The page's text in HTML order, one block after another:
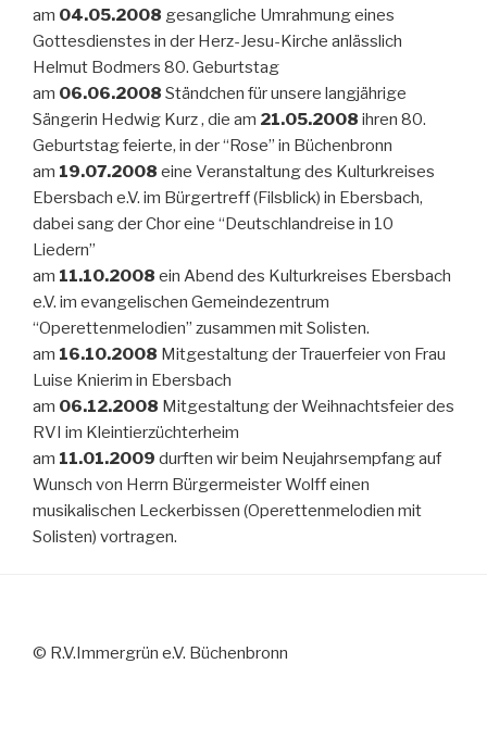
am 04.05.2008 gesangliche Umrahmung eines
Gottesdienstes in der Herz-Jesu-Kirche anlässlich
Helmut Bodmers 80. Geburtstag
am 06.06.2008 Ständchen für unsere langjährige
Sängerin Hedwig Kurz , die am 21.05.2008 ihren 80.
Geburtstag feierte, in der “Rose” in Büchenbronn
am 19.07.2008 eine Veranstaltung des Kulturkreises
Ebersbach e.V. im Bürgertreff (Filsblick) in Ebersbach,
dabei sang der Chor eine “Deutschlandreise in 10
Liedern”
am 11.10.2008 ein Abend des Kulturkreises Ebersbach
e.V. im evangelischen Gemeindezentrum
“Operettenmelodien” zusammen mit Solisten.
am 16.10.2008 Mitgestaltung der Trauerfeier von Frau
Luise Knierim in Ebersbach
am 06.12.2008 Mitgestaltung der Weihnachtsfeier des
RVI im Kleintierzüchterheim
am 11.01.2009 durften wir beim Neujahrsempfang auf
Wunsch von Herrn Bürgermeister Wolff einen
musikalischen Leckerbissen (Operettenmelodien mit
Solisten) vortragen.
© R.V.Immergrün e.V. Büchenbronn